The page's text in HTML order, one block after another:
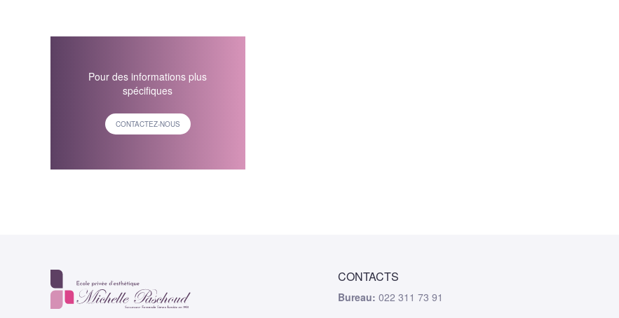
Pour des informations plus
spécifiques
CONTACTEZ-NOUS
CONTACTS
Bureau: 022 311 73 91